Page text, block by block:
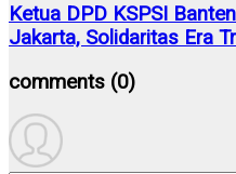
Ketua DPD KSPSI
Jakarta, Solidaritas Era
comments (0)